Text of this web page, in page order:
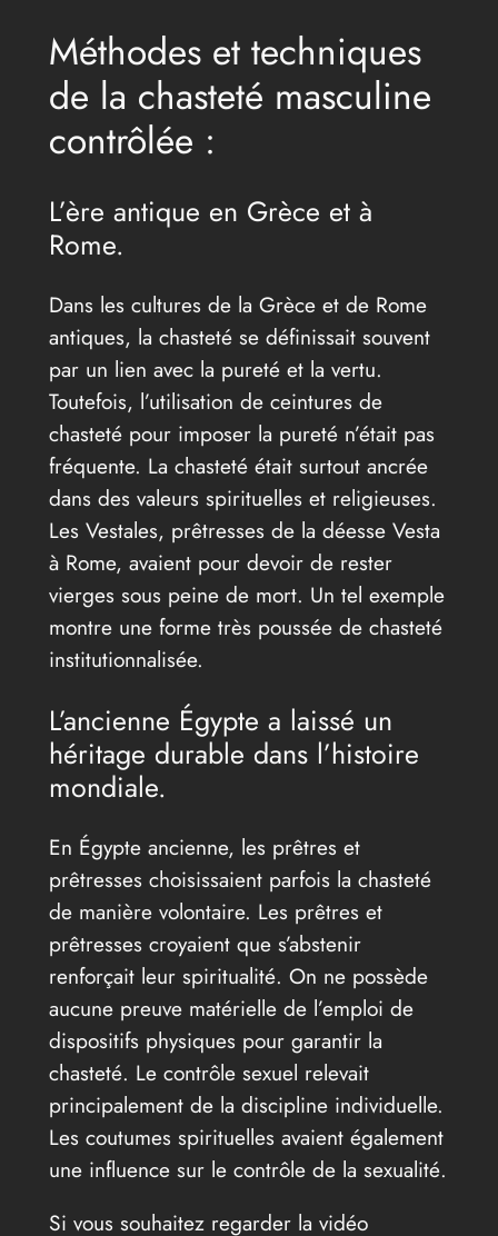
Méthodes et techniques
de la chasteté masculine
contrôlée :
L’ère antique en Grèce et à
Rome.
Dans les cultures de la Grèce et de Rome
antiques, la chasteté se définissait souvent
par un lien avec la pureté et la vertu.
Toutefois, l’utilisation de ceintures de
chasteté pour imposer la pureté n’était pas
fréquente. La chasteté était surtout ancrée
dans des valeurs spirituelles et religieuses.
Les Vestales, prêtresses de la déesse Vesta
à Rome, avaient pour devoir de rester
vierges sous peine de mort. Un tel exemple
montre une forme très poussée de chasteté
institutionnalisée.
L’ancienne Égypte a laissé un
héritage durable dans l’histoire
mondiale.
En Égypte ancienne, les prêtres et
prêtresses choisissaient parfois la chasteté
de manière volontaire. Les prêtres et
prêtresses croyaient que s’abstenir
renforçait leur spiritualité. On ne possède
aucune preuve matérielle de l’emploi de
dispositifs physiques pour garantir la
chasteté. Le contrôle sexuel relevait
principalement de la discipline individuelle.
Les coutumes spirituelles avaient également
une influence sur le contrôle de la sexualité.
Si vous souhaitez regarder la vidéo